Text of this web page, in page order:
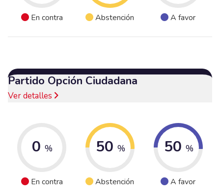
En contra Abstención A favor
Partido Opción Ciudadana
Ver detalles
0 %
En contra
50 %
Abstención
50 %
A favor